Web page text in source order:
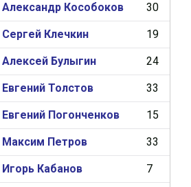
Александр Кособоков 30
Сергей Клечкин 19
Алексей Булыгин 24
Евгений Толстов 33
Евгений Погонченков 15
Максим Петров 33
Игорь Кабанов 7